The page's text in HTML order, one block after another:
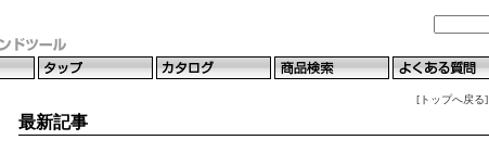
[トップへ戻る]
最新記事